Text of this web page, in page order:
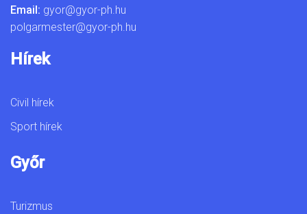
Email: gyor@gyor-ph.hu
polgarmester@gyor-ph.hu
Hírek
Civil hírek
Sport hírek
Győr
Turizmus